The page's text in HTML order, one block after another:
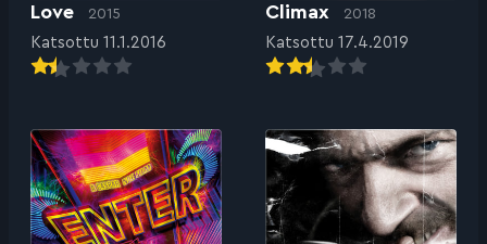
Love 2015
Katsottu 11.1.2016
Climax 2018
Katsottu 17.4.2019